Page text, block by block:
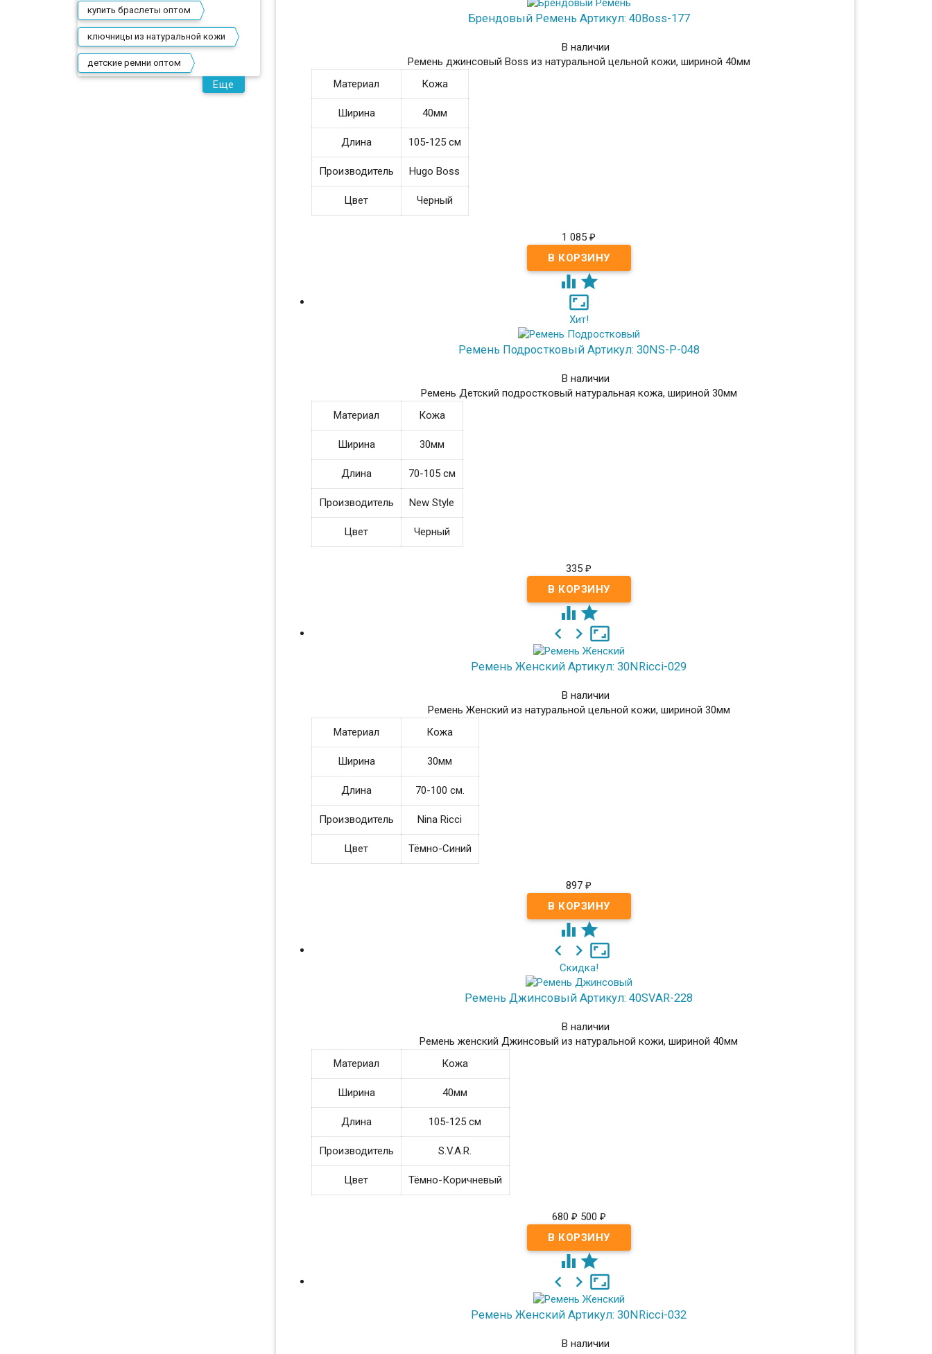
купить браслеты оптом
ключницы из натуральной кожи
детские ремни оптом
Еще
Брендовый Ремень Артикул: 40Boss-177
В наличии
Ремень джинсовый Boss из натуральной цельной кожи, шириной 40мм
Материал
Кожа
Ширина 40мм
Длина 105-125 см
Производитель Hugo Boss
Цвет Черный
1 085₽
 

Хит!
Ремень Подростковый Артикул: 30NS-P-048
В наличии
Ремень Детский подростковый натуральная кожа, шириной 30мм
Материал
Кожа
Ширина 30мм
Длина 70-105 см
Производитель New Style
Цвет Черный
335₽
 

 
Ремень ЖенскийАртикул: 30NRicci-029
В наличии
Ремень Женский из натуральной цельной кожи, шириной 30мм
Материал
Кожа
Ширина 30мм
Длина 70-100 см.
Производитель Nina Ricci
Цвет Тёмно-Синий
897₽
 

 
Скидка!
Ремень ДжинсовыйАртикул: 40SVAR-228
В наличии
Ремень женский Джинсовый из натуральной кожи, шириной 40мм
Материал
Кожа
Ширина 40мм
Длина 105-125 см
Производитель S.V.A.R.
Цвет Тёмно-Коричневый
680 ₽ 500 ₽
 

 
Ремень ЖенскийАртикул: 30NRicci-032
В наличии